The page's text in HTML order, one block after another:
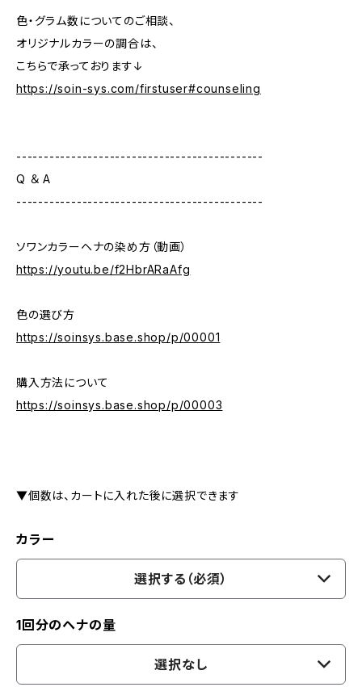
色・グラム数についてのご相談、
オリジナルカラーの調合は、
こちらで承っております↓
https://soin-sys.com/firstuser#counseling
---------------------------------------------
Q ＆ A
---------------------------------------------
ソワンカラーヘナの染め方（動画）
https://youtu.be/f2HbrARaAfg
色の選び方
https://soinsys.base.shop/p/00001
購入方法について
https://soinsys.base.shop/p/00003
▼個数は、カートに入れた後に選択できます
カラー
選択する（必須）
1回分のヘナの量
選択なし